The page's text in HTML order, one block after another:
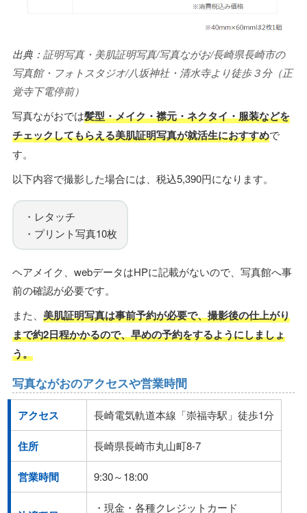
出典： 証明写真・美肌証明写真/写真ながお/長崎県長崎市の
写真館・フォトスタジオ/八坂神社・清水寺より徒歩３分（正
覚寺下電停前）
写真ながおでは髪型・メイク・襟元・ネクタイ・服装などを
チェックしてもらえる美肌証明写真が就活生におすすめで
す。
以下内容で撮影した場合には、税込5,390円になります。
・レタッチ
・プリント写真10枚
ヘアメイク、webデータはHPに記載がないので、写真館へ事
前の確認が必要です。
また、 美肌証明写真は事前予約が必要で、撮影後の仕上がり
まで約2日程かかるので、早めの予約をするようにしましょ
う。
写真ながおのアクセスや営業時間
アクセス 長崎電気軌道本線「崇福寺駅」徒歩1分
住所 長崎県長崎市丸山町8-7
営業時間 9:30～18:00
・現金・各種クレジットカード